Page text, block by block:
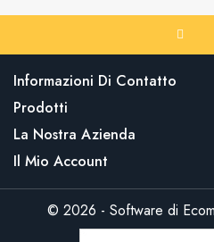
Informazioni Di Contatto
Prodotti
La Nostra Azienda
Il Mio Account
© 2026 - Software di